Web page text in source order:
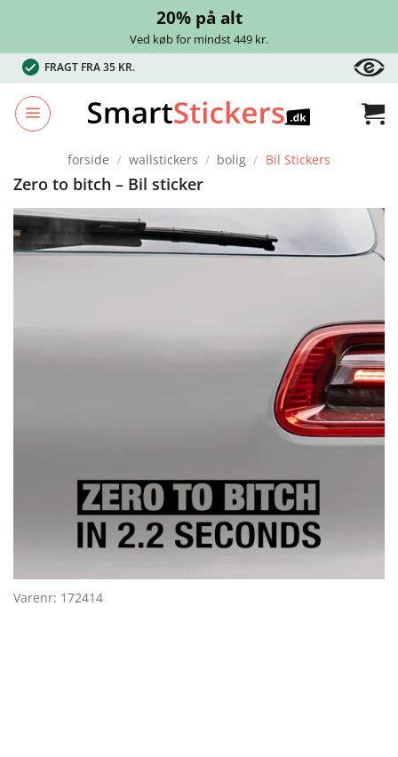
20% på alt
Ved køb for mindst 449 kr.
Fortsæt
til
indhold
FRAGT FRA 35 KR.
forside / wallstickers / bolig / Bil Stickers
Zero to bitch – Bil sticker
Varenr: 172414